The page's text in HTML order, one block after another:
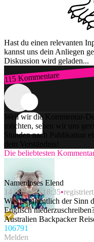
Hast du einen relevanten
kannst uns dein Anliegen
Diskussion wird geladen...
115 Kommentare
Zum Login
Weil wir die Kommentar-
möchten, sehen wir uns
Stunden nach Publikation
dein Verständnis!
Die beliebtesten
Namenloses Elend
14.06.2020 18:35
Was ist eigentlich der Sinn
Englisch
Australien Backpacker
106791
Melden